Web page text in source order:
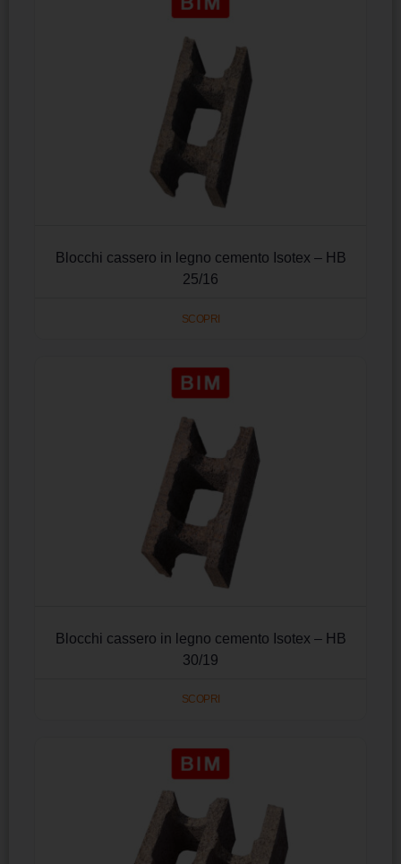
Blocchi cassero in legno cemento Isotex – HB
25/16
SCOPRI
Blocchi cassero in legno cemento Isotex – HB
30/19
SCOPRI